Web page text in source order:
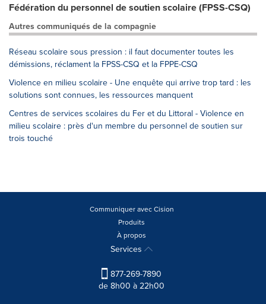
Fédération du personnel de soutien scolaire (FPSS-CSQ)
Autres communiqués de la compagnie
Réseau scolaire sous pression : il faut documenter toutes les
démissions, réclament la FPSS-CSQ et la FPPE-CSQ
Violence en milieu scolaire - Une enquête qui arrive trop tard : les
solutions sont connues, les ressources manquent
Centres de services scolaires du Fer et du Littoral - Violence en
milieu scolaire : près d'un membre du personnel de soutien sur
trois touché
Communiquer avec Cision
Produits
À propos
Services
877-269-7890
de 8h00 à 22h00